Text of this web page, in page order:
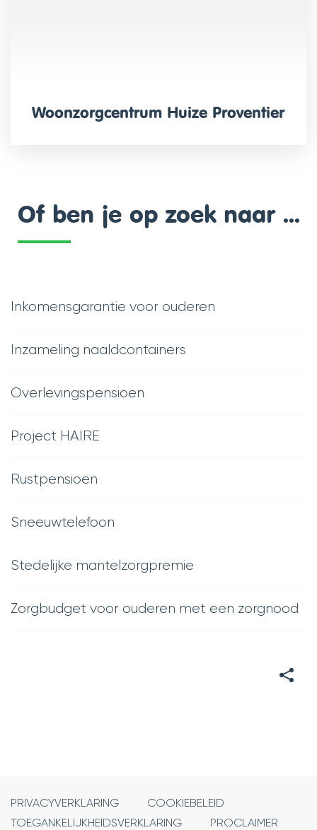
Woonzorgcentrum Huize Proventier
Of ben je op zoek naar ...
Inkomensgarantie voor ouderen
Inzameling naaldcontainers
Overlevingspensioen
Project HAIRE
Rustpensioen
Sneeuwtelefoon
Stedelijke mantelzorgpremie
Zorgbudget voor ouderen met een zorgnood
PRIVACYVERKLARING
COOKIEBELEID
TOEGANKELIJKHEIDSVERKLARING
PROCLAIMER